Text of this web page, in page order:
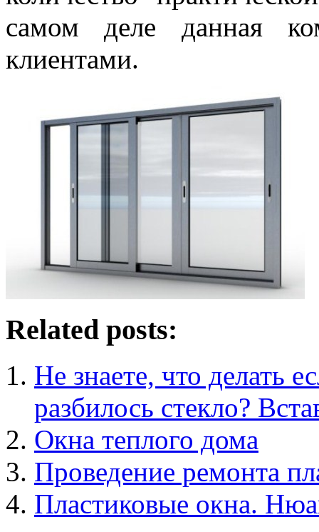
самом деле данная
клиентами.
Related posts:
Не знаете, что делать
разбилось стекло?
Окна теплого дома
Проведение ремонта
Пластиковые окна.